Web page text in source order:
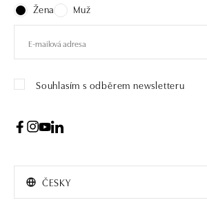
Žena
Muž
Souhlasím s odběrem newsletteru
ČESKY